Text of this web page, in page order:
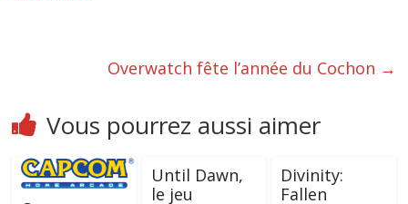
Overwatch fête l’année du Cochon →
Vous pourrez aussi aimer
Until Dawn,
le jeu
Divinity:
Fallen